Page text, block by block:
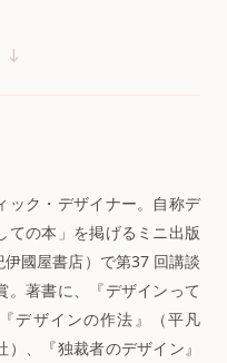
ック・デザイナー。自称デ
ての本」を掲げるミニ出版
國屋書店）で第37 回講談
。著書に、『デザインって
デザインの作法』（平凡
、『独裁者のデザイン』